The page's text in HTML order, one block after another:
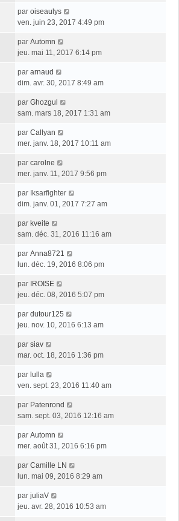
par oiseaulys
ven. juin 23, 2017 4:49 pm
par Automn
jeu. mai 11, 2017 6:14 pm
par arnaud
dim. avr. 30, 2017 8:49 am
par Ghozgul
sam. mars 18, 2017 1:31 am
par Callyan
mer. janv. 18, 2017 10:11 am
par carolne
mer. janv. 11, 2017 9:56 pm
par Iksarfighter
dim. janv. 01, 2017 7:27 am
par kveite
sam. déc. 31, 2016 11:16 am
par Anna8721
lun. déc. 19, 2016 8:06 pm
par IROISE
jeu. déc. 08, 2016 5:07 pm
par dutour125
jeu. nov. 10, 2016 6:13 am
par siav
mar. oct. 18, 2016 1:36 pm
par lulla
ven. sept. 23, 2016 11:40 am
par Patenrond
sam. sept. 03, 2016 12:16 am
par Automn
mer. août 31, 2016 6:16 pm
par Camille LN
lun. mai 09, 2016 8:29 am
par juliaV
jeu. avr. 28, 2016 10:53 am